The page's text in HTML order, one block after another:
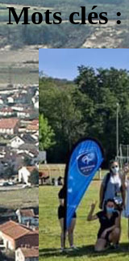
Mots clés